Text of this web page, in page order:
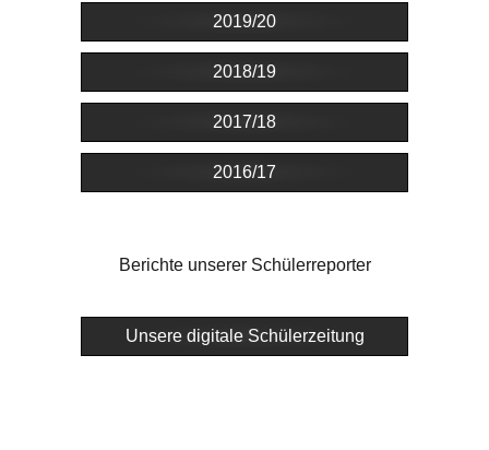
2019/20
2018/19
2017/18
2016/17
Berichte unserer Schülerreporter
Unsere digitale Schülerzeitung